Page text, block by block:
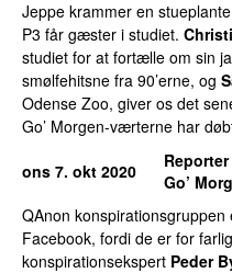
Jeppe krammer en
P3 får gæster i studiet.
studiet for at fortælle om sin
smølfehitsne fra 90’erne, og
Odense Zoo, giver os det
Go’ Morgen-værterne har
ons 7. okt 2020
Reporter
Go’
QAnon
Facebook, fordi de er for
konspirationsekspert Peder